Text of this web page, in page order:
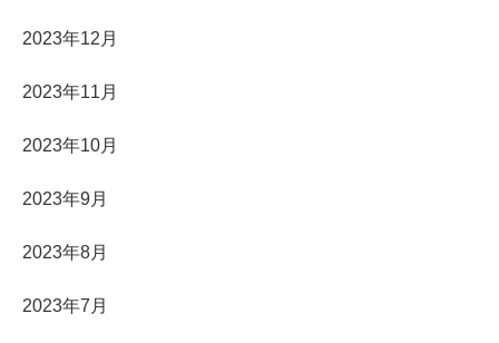
2023年12月
2023年11月
2023年10月
2023年9月
2023年8月
2023年7月